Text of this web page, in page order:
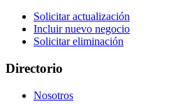
Solicitar actualización
Incluir nuevo negocio
Solicitar eliminación
Directorio
Nosotros